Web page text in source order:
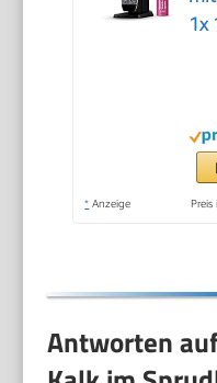
1x
44
* Anzeige
Antworten